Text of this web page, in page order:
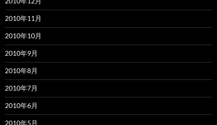
2010年11月
2010年10月
2010年9月
2010年8月
2010年7月
2010年6月
2010年5月